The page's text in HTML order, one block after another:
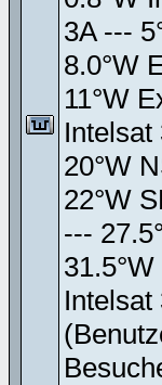
3A ---
8.0°W
11°W
Intelsat
20°W
22°W
---
Intelsat